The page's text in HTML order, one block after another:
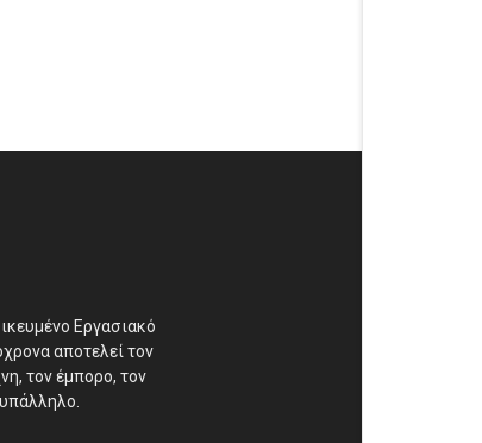
Εργασιακό
αποτελεί τον
τον έμπορο, τον